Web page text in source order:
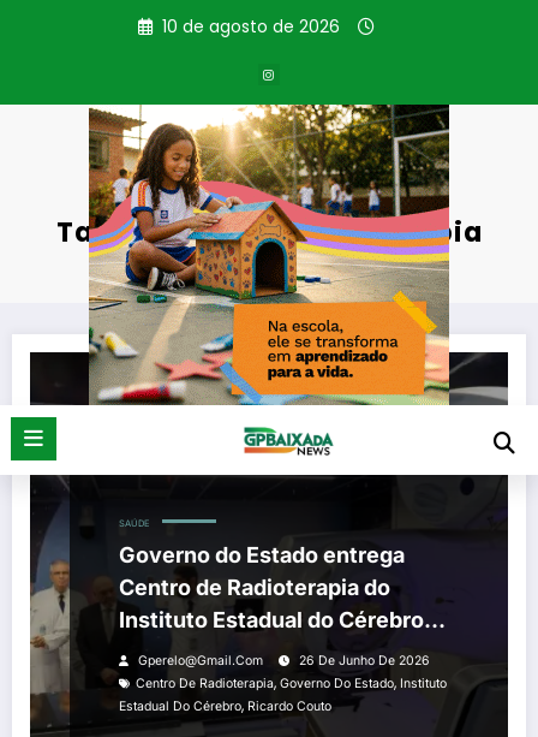
10 de agosto de 2026
Tag: Centro de Radioterapia
Página inicial Centro de Radioterapia
SAÚDE
Governo do Estado entrega
Centro de Radioterapia do
Instituto Estadual do Cérebro
Paulo Niemeyer
Gperelo@gmail.com
26 De Junho De 2026
Centro De Radioterapia, Governo Do Estado, Instituto
Estadual Do Cérebro, Ricardo Couto